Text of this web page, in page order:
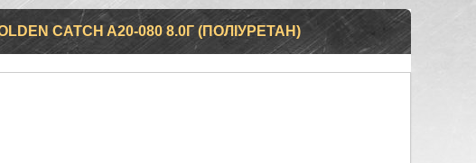
CATCH A20-080 8.0Г (ПОЛІУРЕТАН)